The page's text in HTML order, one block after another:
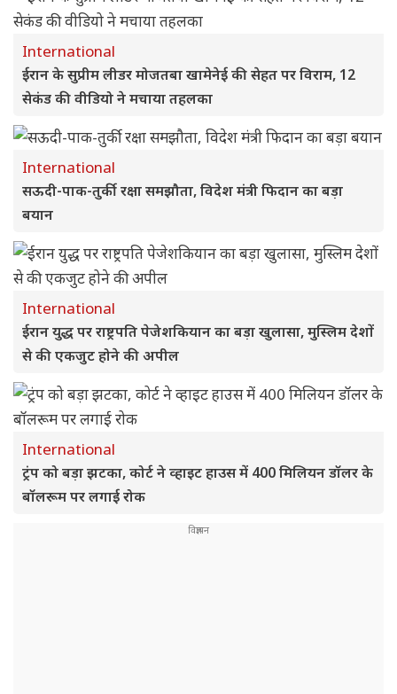
International
ईरान के सुप्रीम लीडर मोजतबा खामेनेई की सेहत पर विराम, 12
सेकंड की वीडियो ने मचाया तहलका
International
सऊदी-पाक-तुर्की रक्षा समझौता, विदेश मंत्री फिदान का बड़ा
बयान
International
ईरान युद्ध पर राष्ट्रपति पेजेशकियान का बड़ा खुलासा, मुस्लिम देशों
से की एकजुट होने की अपील
International
ट्रंप को बड़ा झटका, कोर्ट ने व्हाइट हाउस में 400 मिलियन डॉलर के
बॉलरूम पर लगाई रोक